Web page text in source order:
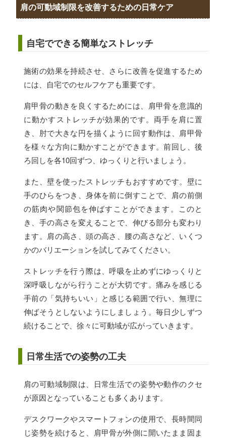
肩の可動域制限を改善するための日常ケア
自宅でできる簡単なストレッチ
施術の効果を持続させ、さらに改善を促進するため
には、自宅でのセルフケアも重要です。
肩甲骨の動きを良くするためには、肩甲骨を意識的
に動かすストレッチが効果的です。両手を肩に置
き、肘で大きな円を描くように回す動作は、肩甲骨
を様々な方向に動かすことができます。前回し、後
ろ回しを各10回ずつ、ゆっくりと行いましょう。
また、壁を使ったストレッチもおすすめです。壁に
手のひらをつき、身体を前に倒すことで、肩の前側
の筋肉や関節包を伸ばすことができます。このと
き、手の高さを変えることで、伸びる部分も変わり
ます。肩の高さ、頭の高さ、腰の高さなど、いくつ
かのバリエーションを試してみてください。
ストレッチを行う際は、呼吸を止めずにゆっくりと
深呼吸しながら行うことが大切です。痛みを感じる
手前の「気持ちいい」と感じる範囲で行い、無理に
伸ばそうとしないようにしましょう。毎日少しずつ
続けることで、徐々に可動域が広がっていきます。
日常生活での姿勢の工夫
肩の可動域制限は、日常生活での姿勢や動作のクセ
が原因となっていることも多くあります。
デスクワークやスマートフォンの使用で、長時間同
じ姿勢を続けると、肩甲骨が外側に開いたまま固ま